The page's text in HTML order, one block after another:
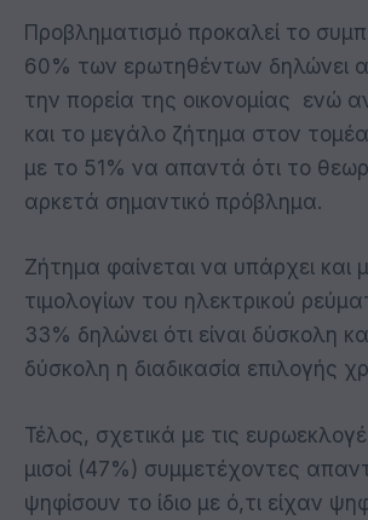
Προβληματισμό προκαλεί το
60% των ερωτηθέντων δηλώνει
την πορεία της οικονομίας ενώ
και το μεγάλο ζήτημα στον
με το 51% να απαντά ότι το
αρκετά σημαντικό πρόβλημα.
Ζήτημα φαίνεται να υπάρχει και
τιμολογίων του ηλεκτρικού
33% δηλώνει ότι είναι δύσκολη
δύσκολη η διαδικασία επιλογής
Τέλος, σχετικά με τις
μισοί (47%) συμμετέχοντες
ψηφίσουν το ίδιο με ό,τι είχαν